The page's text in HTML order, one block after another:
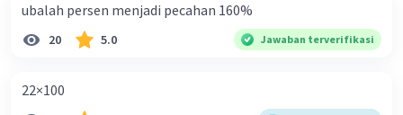
ubalah persen menjadi pecahan 160%
20 5.0 Jawaban terverifikasi
22×100